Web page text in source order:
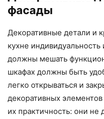
фасады
Декоративные детали и
кухне
должны мешать
шкафах должны быть
легко открываться и
декоративных
их практичность: они